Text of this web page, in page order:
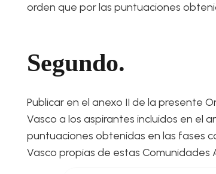
orden que por las puntuaciones
Segundo.
Publicar en el anexo II de la presente
Vasco a los aspirantes incluidos en el
puntuaciones obtenidas en las fases
Vasco propias de estas Comunidades